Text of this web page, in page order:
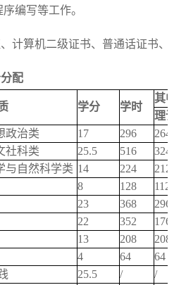
编写等工作。
计算机二级证书、普通话证书、
配
学分 学时
其中
理论
政治类 17 296
264
社科类
25.5 516
324
与自然科学类 14 224
212
8 128
112
23 368 296
22 352
176
13 208
208
4 64 64
25.5 /
/